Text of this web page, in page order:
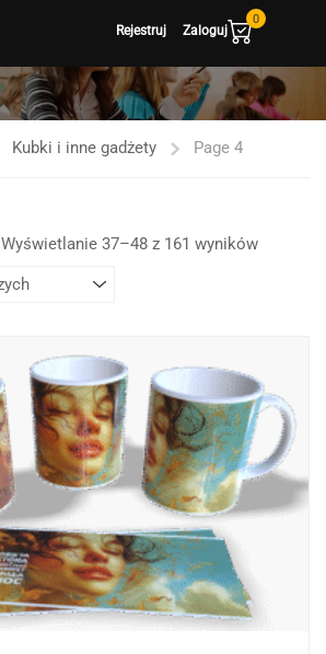
Rejestruj Zaloguj
0
Kubki i inne gadżety Page 4
Wyświetlanie 37–48 z 161 wyników